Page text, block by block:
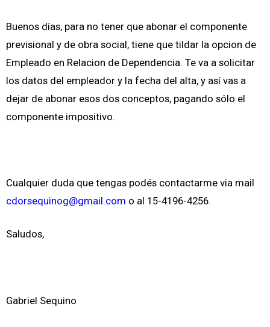
Buenos días, para no tener que abonar el componente
previsional y de obra social, tiene que tildar la opcion de
Empleado en Relacion de Dependencia. Te va a solicitar
los datos del empleador y la fecha del alta, y así vas a
dejar de abonar esos dos conceptos, pagando sólo el
componente impositivo.
Cualquier duda que tengas podés contactarme via mail
cdorsequinog@gmail.com o al 15-4196-4256.
Saludos,
Gabriel Sequino